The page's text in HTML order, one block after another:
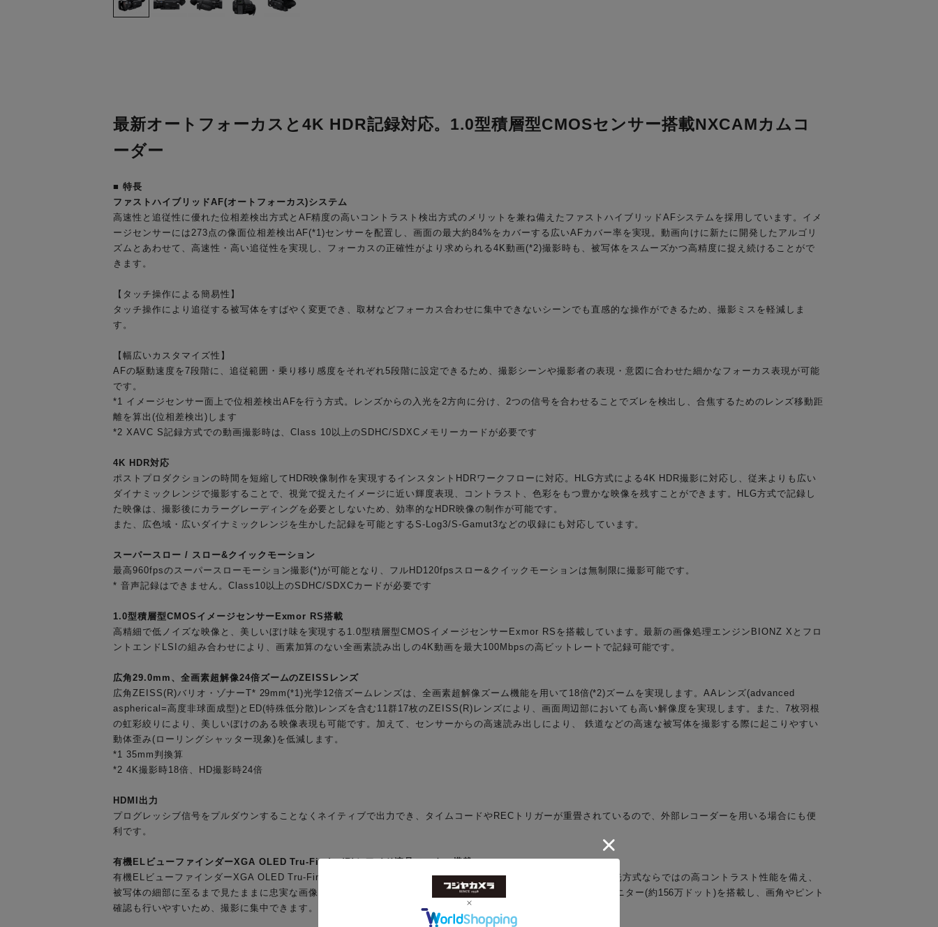
最新オートフォーカスと4K HDR記録対応。1.0型積層型CMOSセンサー搭載NXCAMカムコ
ーダー
■ 特長
ファストハイブリッドAF(オートフォーカス)システム
高速性と追従性に優れた位相差検出方式とAF精度の高いコントラスト検出方式のメリットを兼ね備えたファストハイブリッドAFシステムを採用しています。イメ
ージセンサーには273点の像面位相差検出AF(*1)センサーを配置し、画面の最大約84%をカバーする広いAFカバー率を実現。動画向けに新たに開発したアルゴリ
ズムとあわせて、高速性・高い追従性を実現し、フォーカスの正確性がより求められる4K動画(*2)撮影時も、被写体をスムーズかつ高精度に捉え続けることがで
きます。
【タッチ操作による簡易性】
タッチ操作により追従する被写体をすばやく変更でき、取材などフォーカス合わせに集中できないシーンでも直感的な操作ができるため、撮影ミスを軽減しま
す。
【幅広いカスタマイズ性】
AFの駆動速度を7段階に、追従範囲・乗り移り感度をそれぞれ5段階に設定できるため、撮影シーンや撮影者の表現・意図に合わせた細かなフォーカス表現が可能
です。
*1 イメージセンサー面上で位相差検出AFを行う方式。レンズからの入光を2方向に分け、2つの信号を合わせることでズレを検出し、合焦するためのレンズ移動距
離を算出(位相差検出)します
*2 XAVC S記録方式での動画撮影時は、Class 10以上のSDHC/SDXCメモリーカードが必要です
4K HDR対応
ポストプロダクションの時間を短縮してHDR映像制作を実現するインスタントHDRワークフローに対応。HLG方式による4K HDR撮影に対応し、従来よりも広い
ダイナミックレンジで撮影することで、視覚で捉えたイメージに近い輝度表現、コントラスト、色彩をもつ豊かな映像を残すことができます。HLG方式で記録し
た映像は、撮影後にカラーグレーディングを必要としないため、効率的なHDR映像の制作が可能です。
また、広色域・広いダイナミックレンジを生かした記録を可能とするS-Log3/S-Gamut3などの収録にも対応しています。
スーパースロー / スロー&クイックモーション
最高960fpsのスーパースローモーション撮影(*)が可能となり、フルHD120fpsスロー&クイックモーションは無制限に撮影可能です。
* 音声記録はできません。Class10以上のSDHC/SDXCカードが必要です
1.0型積層型CMOSイメージセンサーExmor RS搭載
高精細で低ノイズな映像と、美しいぼけ味を実現する1.0型積層型CMOSイメージセンサーExmor RSを搭載しています。最新の画像処理エンジンBIONZ Xとフロ
ントエンドLSIの組み合わせにより、画素加算のない全画素読み出しの4K動画を最大100Mbpsの高ビットレートで記録可能です。
広角29.0mm、全画素超解像24倍ズームのZEISSレンズ
広角ZEISS(R)バリオ・ゾナーT* 29mm(*1)光学12倍ズームレンズは、全画素超解像ズーム機能を用いて18倍(*2)ズームを実現します。AAレンズ(advanced
aspherical=高度非球面成型)とED(特殊低分散)レンズを含む11群17枚のZEISS(R)レンズにより、画面周辺部においても高い解像度を実現します。また、7枚羽根
の虹彩絞りにより、美しいぼけのある映像表現も可能です。加えて、センサーからの高速読み出しにより、 鉄道などの高速な被写体を撮影する際に起こりやすい
動体歪み(ローリングシャッター現象)を低減します。
*1 35mm判換算
*2 4K撮影時18倍、HD撮影時24倍
HDMI出力
プログレッシブ信号をプルダウンすることなくネイティブで出力でき、タイムコードやRECトリガーが重畳されているので、外部レコーダーを用いる場合にも便
利です。
有機ELビューファインダーXGA OLED Tru-Finder(R)とワイド液晶モニター搭載
有機ELビューファインダーXGA OLED Tru-Finder(R)は約236万ドット相当の有機ELを採用。高い解像感と、自発光方式ならではの高コントラスト性能を備え、
被写体の細部に至るまで見たままに忠実な画像をファインダー上で再現します。また、高解像の3.5型ワイド液晶モニター(約156万ドット)を搭載し、画角やピント
確認も行いやすいため、撮影に集中できます。